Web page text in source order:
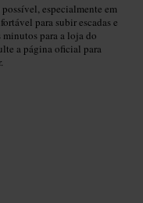
especialmente em
para subir escadas e
minutos para a loja do
a página oficial para